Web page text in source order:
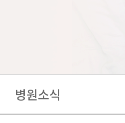
병원소식